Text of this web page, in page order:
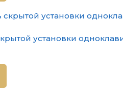
установки